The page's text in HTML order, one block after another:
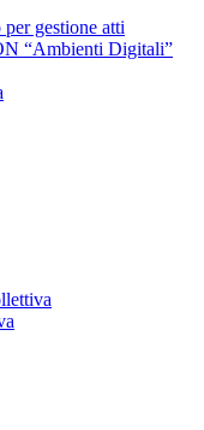
gestione atti
“Ambienti Digitali”